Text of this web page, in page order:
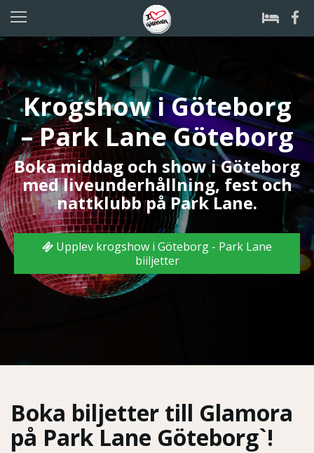
Krogshow i Göteborg
– Park Lane Göteborg
Boka middag och show i Göteborg
med liveunderhållning, fest och
nattklubb på Park Lane.
Upplev krogshow i Göteborg - Park Lane
biiljetter
Boka biljetter till Glamora
på Park Lane Göteborg`!